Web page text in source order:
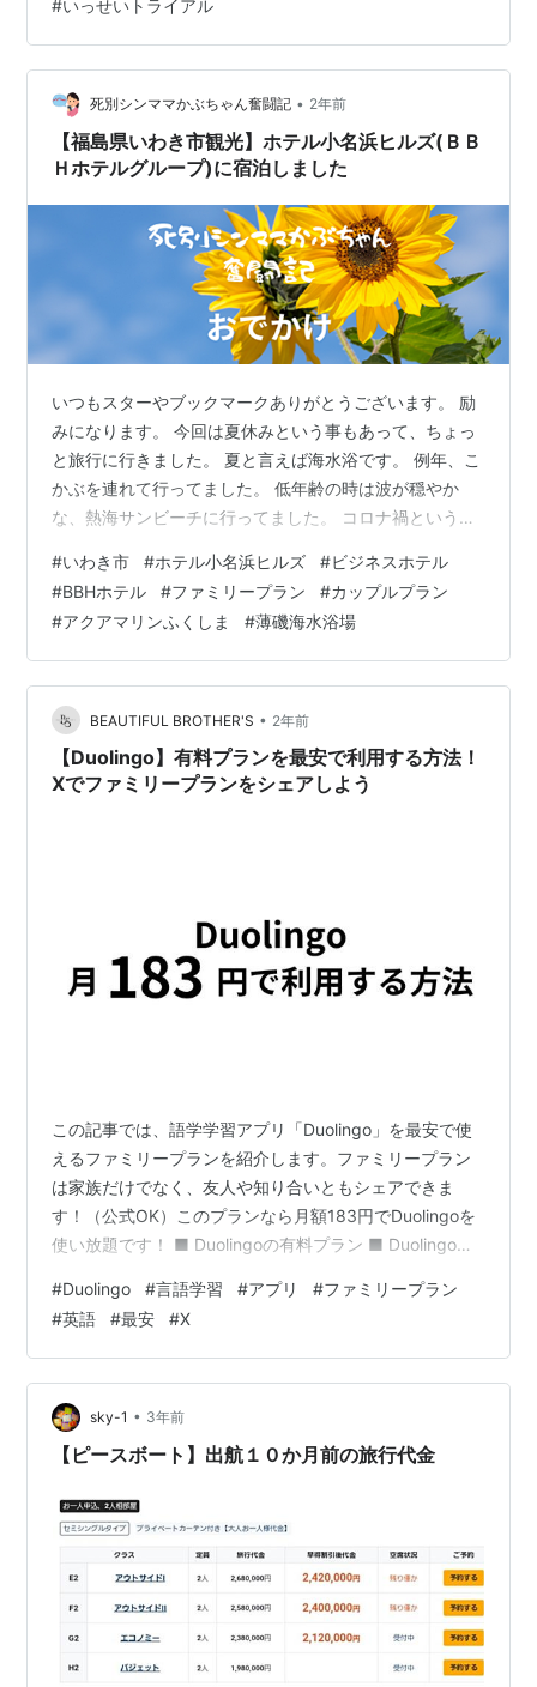
るんよ スマブラが苦手 すべての任天堂タイトルが好きと
いうわけではなくても スプラトゥーン3のリタイアとと
もに、遠のくニンテンドースイッチ あたしはもともと個
人でSwitchオンラインに加入し、…
#いっせいトライアル
死別シンママかぶちゃん奮闘記 • 2年前
【福島県いわき市観光】ホテル小名浜ヒルズ(ＢＢ
Ｈホテルグループ)に宿泊しました
いつもスターやブックマークありがとうございます。 励
みになります。 今回は夏休みという事もあって、ちょっ
と旅行に行きました。 夏と言えば海水浴です。 例年、こ
かぶを連れて行ってました。 低年齢の時は波が穏やか
な、熱海サンビーチに行ってました。 コロナ禍というこ
kabuchan225.com 今はインバウンド需要があり、熱海
は低価格帯で宿泊できなくなり・・・。 茨城の海
へ・・・。 kabuchan225.com 今年もどこに行こうか考
えていたら、息子が海が楽しいという話をしていたよう
でそれに影響を受けた友達が一緒に行きたいという事
に・・・。 話し合いの結果…
#いわき市 #ホテル小名浜ヒルズ #ビジネスホテル
#BBHホテル #ファミリープラン #カップルプラン
#アクアマリンふくしま #薄磯海水浴場
BEAUTIFUL BROTHER'S • 2年前
【Duolingo】有料プランを最安で利用する方法！
Xでファミリープランをシェアしよう
この記事では、語学学習アプリ「Duolingo」を最安で使
えるファミリープランを紹介します。ファミリープラン
は家族だけでなく、友人や知り合いともシェアできま
す！（公式OK）このプランなら月額183円でDuolingoを
使い放題です！ ■ Duolingoの有料プラン ■ Duolingo
ー募集方法 X(旧Twitter)で学習仲間を募集する ■
Duolingoファミリープランへの招待方法・入り方 無料ト
ライアル期間中に年間料金の2,200円を送ってもらう ■
アプリでメンバー追加→相手に招待リンクを送信 ■ 招待
リンクからフ…
#Duolingo #言語学習 #アプリ #ファミリープラン
#英語 #最安 #X
sky-1 • 3年前
【ピースボート】出航１０か月前の旅行代金